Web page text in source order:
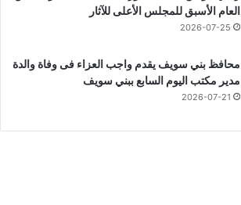
العام الأسبق للمجلس الأعلى للآثار
2026-07-25
محافظ بني سويف يقدم واجب العزاء فى وفاة والدة
مدير مكتب اليوم السابع ببني سويف
2026-07-21